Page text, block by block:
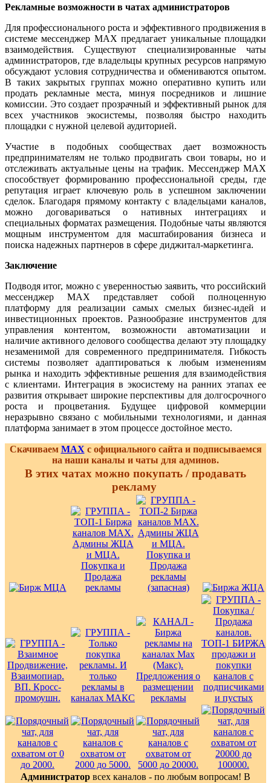
Рекламные возможности в чатах администраторов
Для профессионального роста и эффективного продвижения в
системе мессенджер MAX предлагает уникальные площадки
взаимодействия. Существуют специализированные чаты
администраторов, где владельцы крупных ресурсов напрямую
обсуждают условия сотрудничества и обмениваются опытом.
В таких закрытых группах можно оперативно купить или
продать рекламные места, минуя посредников и лишние
комиссии. Это создает прозрачный и эффективный рынок для
всех участников экосистемы, позволяя быстро находить
площадки с нужной целевой аудиторией.
Участие в подобных сообществах дает возможность
предпринимателям не только продвигать свои товары, но и
отслеживать актуальные цены на трафик. Мессенджер MAX
способствует формированию профессиональной среды, где
репутация играет ключевую роль в успешном заключении
сделок. Благодаря прямому контакту с владельцами каналов,
можно договариваться о нативных интеграциях и
специальных форматах размещения. Подобные чаты являются
мощным инструментом для масштабирования бизнеса и
поиска надежных партнеров в сфере диджитал-маркетинга.
Заключение
Подводя итог, можно с уверенностью заявить, что российский
мессенджер MAX представляет собой полноценную
платформу для реализации самых смелых бизнес-идей и
инвестиционных проектов. Разнообразие инструментов для
управления контентом, возможности автоматизации и
наличие активного делового сообщества делают эту площадку
незаменимой для современного предпринимателя. Гибкость
системы позволяет адаптироваться к любым изменениям
рынка и находить эффективные решения для взаимодействия
с клиентами. Интеграция в экосистему на ранних этапах ее
развития открывает широкие перспективы для долгосрочного
роста и процветания. Будущее цифровой коммерции
неразрывно связано с мобильными технологиями, и данная
платформа занимает в этом процессе достойное место.
Скачиваем MAX с официального сайта и подписываемся
на наши каналы и чаты для админов.
В этих чатах можно покупать / продавать
рекламу
Администратор всех каналов - по любым вопросам! В